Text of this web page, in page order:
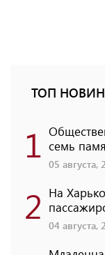
ТОП
1 семь
05 августа,
2 На
04 августа,